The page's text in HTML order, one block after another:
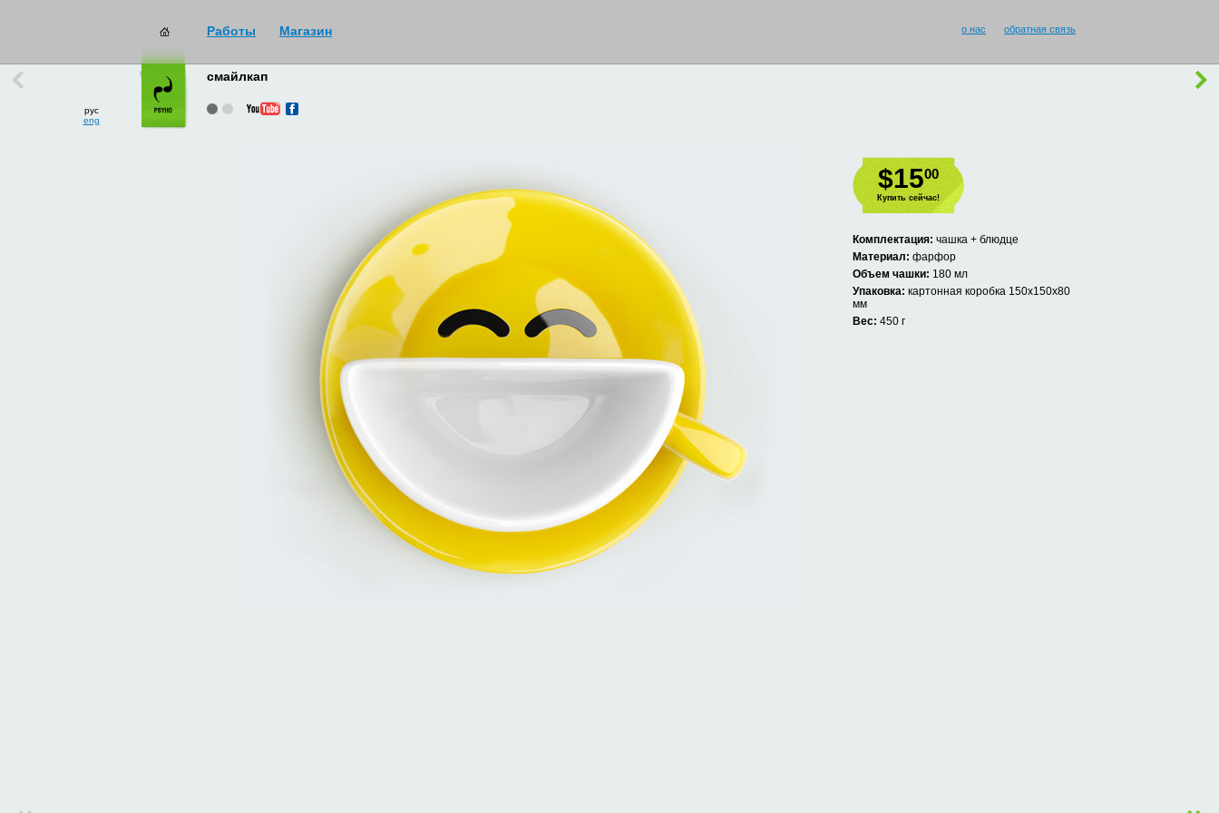
Работы Магазин обратная связь
о нас
рус
eng
смайлкап
$1500
Купить сейчас!
Комплектация: чашка + блюдце
Материал: фарфор
Объем чашки: 180 мл
Упаковка: картонная коробка 150х150х80
мм
Вес: 450 г